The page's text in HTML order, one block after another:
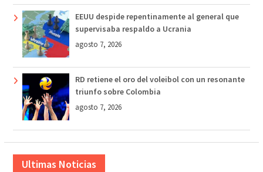
EEUU despide repentinamente al general que
supervisaba respaldo a Ucrania
agosto 7, 2026
RD retiene el oro del voleibol con un resonante
triunfo sobre Colombia
agosto 7, 2026
Ultimas Noticias